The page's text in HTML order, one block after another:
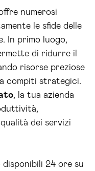
numerosi
le sfide delle
In primo luogo,
di ridurre il
risorse preziose
compiti strategici.
, la tua azienda
dei servizi
24 ore su